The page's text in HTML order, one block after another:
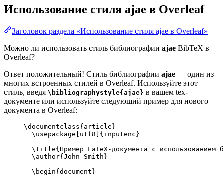
Использование стиля ajae в Overleaf
Заголовок раздела «Использование стиля ajae в Overleaf»
Можно ли использовать стиль библиографии ajae BibTeX в
Overleaf?
Ответ положительный! Стиль библиографии ajae — один из
многих встроенных стилей в Overleaf. Используйте этот
стиль, введя \bibliographystyle{ajae} в вашем tex-
документе или используйте следующий пример для нового
документа в Overleaf:
\documentclass{ article }
\usepackage
utf8 ]{ inputenc }
\title{Пример LaTeX-документа с использованием
\author{John Smith}
\begin{ document }